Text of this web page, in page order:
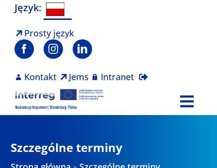
Skip
content
Język:
Prosty język
Kontakt Jems Intranet
Projekty
Szczególne terminy